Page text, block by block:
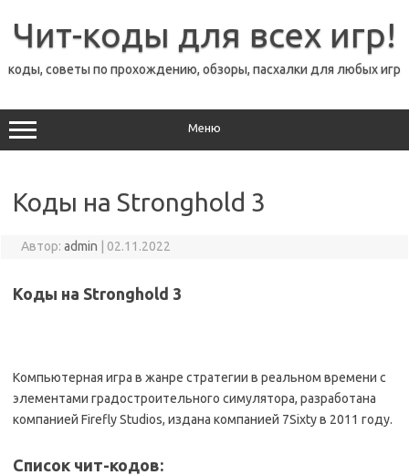
содержимому
Чит-коды для всех игр!
коды, советы по прохождению, обзоры, пасхалки для любых игр
Меню
Коды на Stronghold 3
Автор: admin 02.11.2022
Коды на Stronghold 3
Компьютерная игра в жанре стратегии в реальном времени с
элементами градостроительного симулятора, разработана
компанией Firefly Studios, издана компанией 7Sixty в 2011 году.
Список чит-кодов: